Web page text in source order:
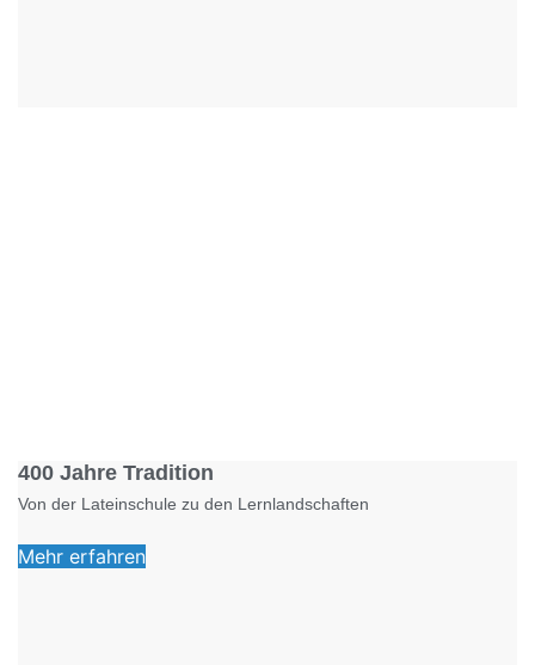
400 Jahre Tradition
Von der Lateinschule zu den Lernlandschaften
Mehr erfahren